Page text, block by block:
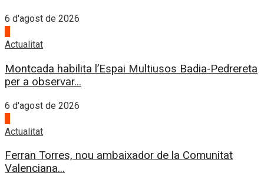
6 d'agost de 2026
Actualitat
Montcada habilita l’Espai Multiusos Badia-Pedrereta
per a observar...
6 d'agost de 2026
Actualitat
Ferran Torres, nou ambaixador de la Comunitat
Valenciana...